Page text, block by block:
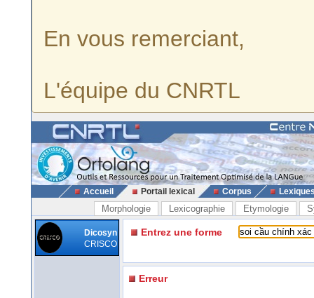
En vous remerciant,
L'équipe du CNRTL
Accueil Portail lexical Corpus
Morphologie Lexicographie Etymologie
Dicosyn
CRISCO
Entrez une forme
Erreur